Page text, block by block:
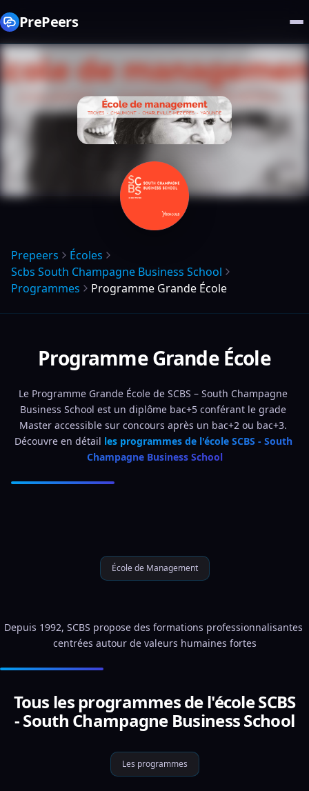
PrePeers
Prepeers
Écoles
Scbs South Champagne Business School
Programmes
Programme Grande École
Programme Grande École
Le Programme Grande École de SCBS – South Champagne
Business School est un diplôme bac+5 conférant le grade
Master accessible sur concours après un bac+2 ou bac+3.
Découvre en détail les programmes de l'école SCBS - South
Champagne Business School
École de Management
Depuis 1992, SCBS propose des formations professionnalisantes
centrées autour de valeurs humaines fortes
Tous les programmes de l'école SCBS
- South Champagne Business School
Les programmes